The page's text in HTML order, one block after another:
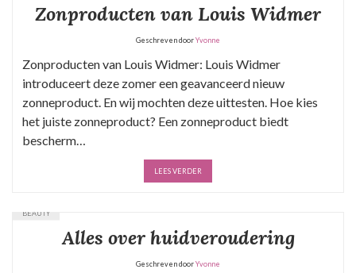
Zonproducten van Louis Widmer
Geschreven doorYvonne
Zonproducten van Louis Widmer: Louis Widmer
introduceert deze zomer een geavanceerd nieuw
zonneproduct. En wij mochten deze uittesten. Hoe kies
het juiste zonneproduct? Een zonneproduct biedt
bescherm…
LEES VERDER
BEAUTY
Alles over huidveroudering
Geschreven doorYvonne